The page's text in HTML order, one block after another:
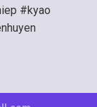
#kyao